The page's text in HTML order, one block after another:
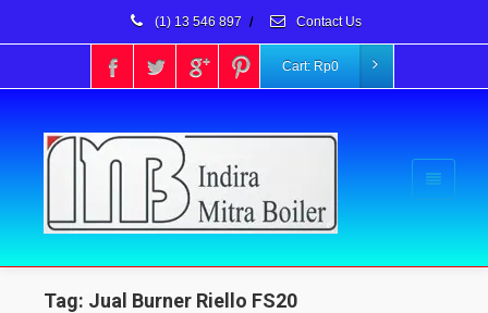
(1) 13 546 897 / Contact Us
Cart: Rp0
Tag: Jual Burner Riello FS20